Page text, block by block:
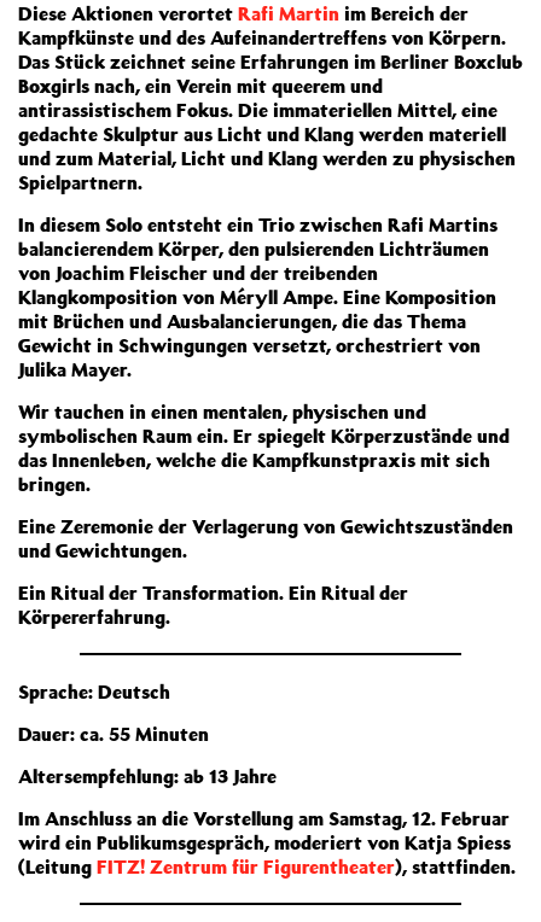
Diese Aktionen verortet Rafi Martin im Bereich der
Kampfkünste und des Aufeinandertreffens von Körpern.
Das Stück zeichnet seine Erfahrungen im Berliner Boxclub
Boxgirls nach, ein Verein mit queerem und
antirassistischem Fokus. Die immateriellen Mittel, eine
gedachte Skulptur aus Licht und Klang werden materiell
und zum Material, Licht und Klang werden zu physischen
Spielpartnern.
In diesem Solo entsteht ein Trio zwischen Rafi Martins
balancierendem Körper, den pulsierenden Lichträumen
von Joachim Fleischer und der treibenden
Klangkomposition von Méryll Ampe. Eine Komposition
mit Brüchen und Ausbalancierungen, die das Thema
Gewicht in Schwingungen versetzt, orchestriert von
Julika Mayer.
Wir tauchen in einen mentalen, physischen und
symbolischen Raum ein. Er spiegelt Körperzustände und
das Innenleben, welche die Kampfkunstpraxis mit sich
bringen.
Eine Zeremonie der Verlagerung von Gewichtszuständen
und Gewichtungen.
Ein Ritual der Transformation. Ein Ritual der
Körpererfahrung.
Sprache: Deutsch
Dauer: ca. 55 Minuten
Altersempfehlung: ab 13 Jahre
Im Anschluss an die Vorstellung am Samstag, 12. Februar
wird ein Publikumsgespräch, moderiert von Katja Spiess
(Leitung FITZ! Zentrum für Figurentheater), stattfinden.